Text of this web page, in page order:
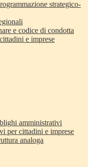
strategico-
e codice di condotta
e imprese
amministrativi
per cittadini e imprese
analoga